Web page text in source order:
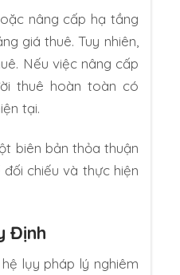
nâng cấp hạ tầng
giá thuê. Tuy nhiên,
Nếu việc nâng cấp
thuê hoàn toàn có
tại.
biên bản thỏa thuận
chiếu và thực hiện
Định
lụy pháp lý nghiêm